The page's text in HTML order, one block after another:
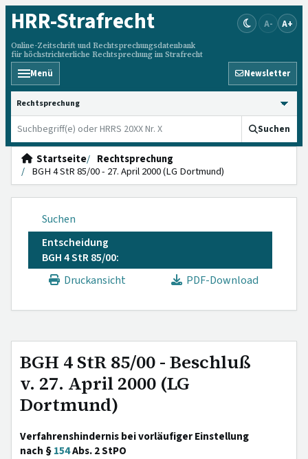
HRR-Strafrecht
Online-Zeitschrift und Rechtsprechungsdatenbank
für höchstrichterliche Rechtsprechung im Strafrecht
A- A+
Menü Newsletter
HRRS durchsuchen
Suchen
Startseite
Rechtsprechung
BGH 4 StR 85/00 - 27. April 2000 (LG Dortmund)
Suchen
Entscheidung
BGH 4 StR 85/00:
Druckansicht
PDF-Download
BGH 4 StR 85/00 - Beschluß
v. 27. April 2000 (LG
Dortmund)
Verfahrenshindernis bei vorläufiger Einstellung
nach §154Abs. 2 StPO